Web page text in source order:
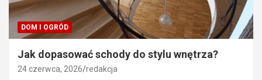
DOM I OGRÓD
Jak dopasować schody do stylu wnętrza?
24 czerwca, 2026 redakcja